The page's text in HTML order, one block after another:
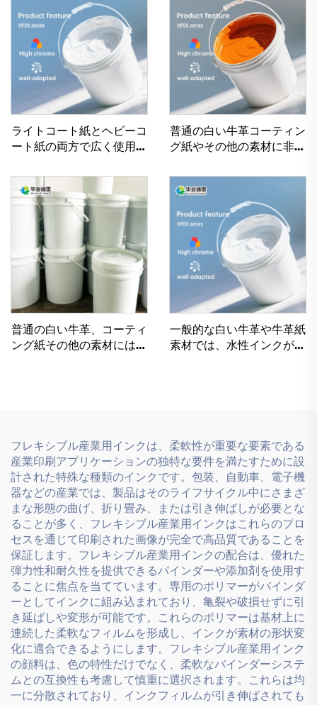
ライトコート紙とヘビーコ
ート紙の両方で広く使用さ
普通の白い牛革コーティン
グ紙やその他の素材に非常
普通の白い牛革、コーティ
ング紙その他の素材には、
一般的な白い牛革や牛革紙
素材では、水性インクが非
フレキシブル産業用インクは、柔軟性が重要な要素である
産業印刷アプリケーションの独特な要件を満たすために設
計された特殊な種類のインクです。包装、自動車、電子機
器などの産業では、製品はそのライフサイクル中にさまざ
まな形態の曲げ、折り畳み、または引き伸ばしが必要とな
ることが多く、フレキシブル産業用インクはこれらのプロ
セスを通じて印刷された画像が完全で高品質であることを
保証します。フレキシブル産業用インクの配合は、優れた
弾力性和耐久性を提供できるバインダーや添加剤を使用す
ることに焦点を当てています。専用のポリマーがバインダ
ーとしてインクに組み込まれており、亀裂や破損せずに引
き延ばしや変形が可能です。これらのポリマーは基材上に
連続した柔軟なフィルムを形成し、インクが素材の形状変
化に適合できるようにします。フレキシブル産業用インク
の顔料は、色の特性だけでなく、柔軟なバインダーシステ
ムとの互換性も考慮して慎重に選択されます。これらは均
一に分散されており、インクフィルムが引き伸ばされても